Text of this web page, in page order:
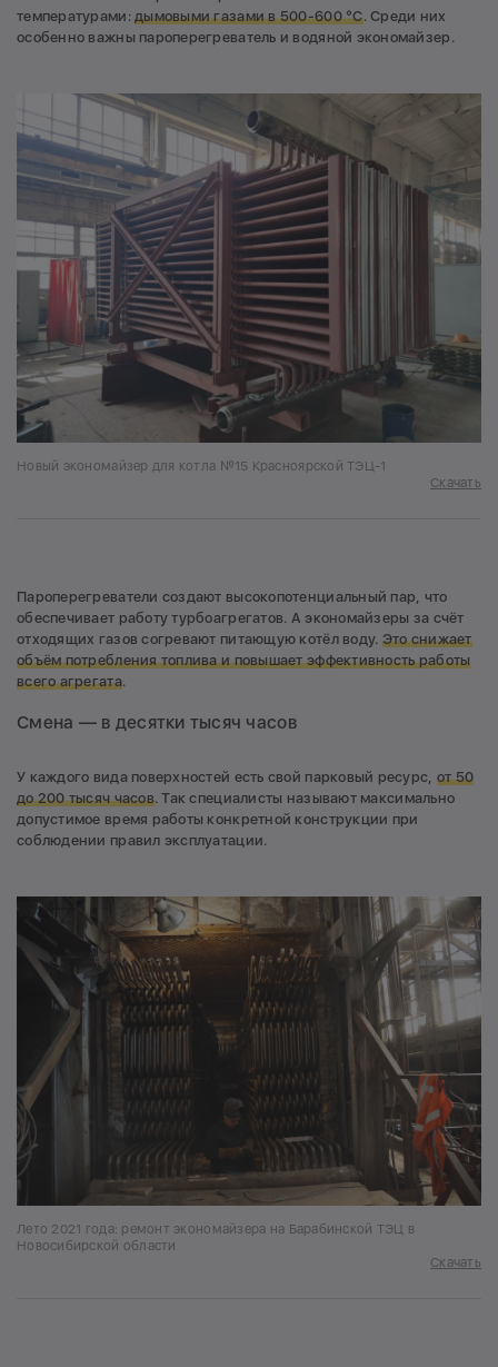
температурами:дымовыми газами в 500-600 °С. Среди них
особенно важны пароперегреватель и водяной экономайзер.
Новый экономайзер для котла №15 Красноярской ТЭЦ-1
Скачать
Пароперегреватели создают высокопотенциальный пар, что
обеспечивает работу турбоагрегатов. А экономайзеры за счёт
отходящих газов согревают питающую котёл воду. Это снижает
объём потребления топлива и повышает эффективность работы
всего агрегата.
Смена — в десятки тысяч часов
У каждого вида поверхностей есть свой парковый ресурс, от 50
до 200 тысяч часов. Так специалисты называют максимально
допустимое время работы конкретной конструкции при
соблюдении правил эксплуатации.
Лето 2021 года: ремонт экономайзера на Барабинской ТЭЦ в
Новосибирской области
Скачать